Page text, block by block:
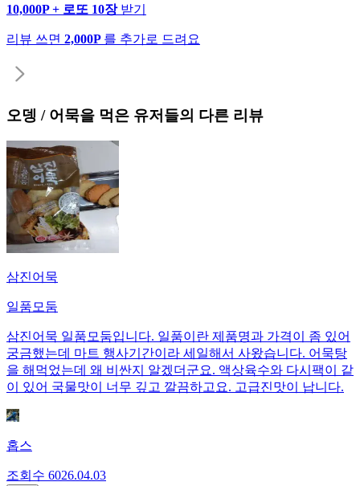
10,000P + 로또 10장 받기
리뷰 쓰면 2,000P 를 추가로 드려요
오뎅 / 어묵을 먹은 유저들의 다른 리뷰
삼진어묵
일품모둠
삼진어묵 일품모둠입니다. 일품이란 제품명과 가격이 좀 있어
궁금했는데 마트 행사기간이라 세일해서 사왔습니다. 어묵탕
을 해먹었는데 왜 비싼지 알겠더군요. 액상육수와 다시팩이 같
이 있어 국물맛이 너무 깊고 깔끔하고요. 고급진맛이 납니다.
홉스
조회수 6026.04.03